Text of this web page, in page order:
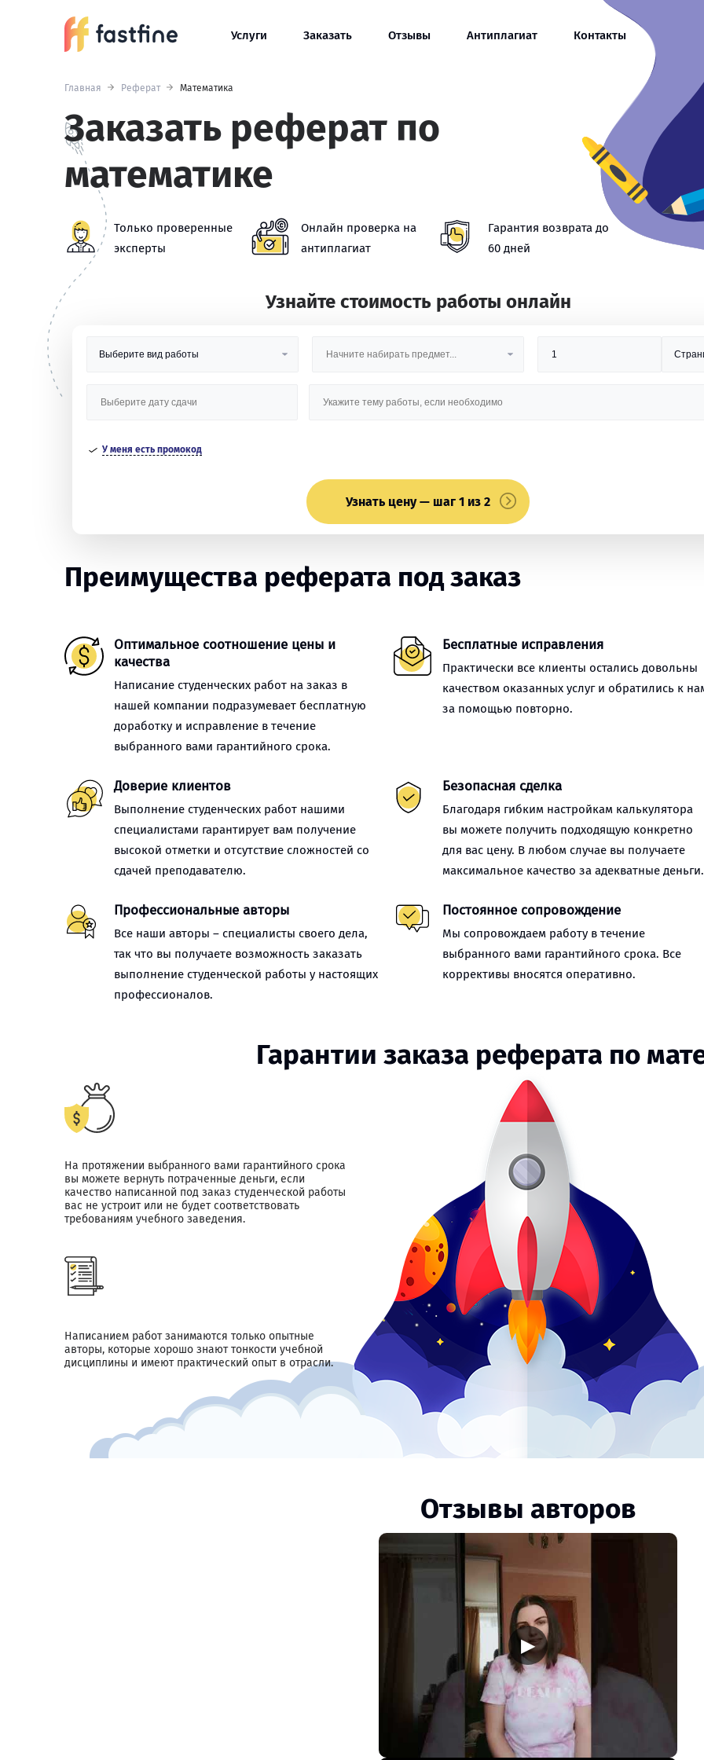
Услуги Заказать Отзывы Антиплагиат Контакты
Главная Реферат Математика
Заказать реферат по
математике
Только проверенные
эксперты
Онлайн проверка на
антиплагиат
Гарантия возврата до
60 дней
Узнайте стоимость работы онлайн
У меня есть промокод
Узнать цену — шаг 1 из 2
Преимущества реферата под заказ
Оптимальное соотношение цены и
качества
Написание студенческих работ на заказ в
нашей компании подразумевает бесплатную
доработку и исправление в течение
выбранного вами гарантийного срока.
Бесплатные исправления
Практически все клиенты остались довольны
качеством оказанных услуг и обратились к
за помощью повторно.
Доверие клиентов
Выполнение студенческих работ нашими
специалистами гарантирует вам получение
высокой отметки и отсутствие сложностей со
сдачей преподавателю.
Безопасная сделка
Благодаря гибким настройкам калькулятора
вы можете получить подходящую конкретно
для вас цену. В любом случае вы получаете
максимальное качество за адекватные деньги.
Профессиональные авторы
Все наши авторы – специалисты своего дела,
так что вы получаете возможность заказать
выполнение студенческой работы у настоящих
профессионалов.
Постоянное сопровождение
Мы сопровождаем работу в течение
выбранного вами гарантийного срока. Все
коррективы вносятся оперативно.
Гарантии заказа реферата по
На протяжении выбранного вами гарантийного срока
вы можете вернуть потраченные деньги, если
качество написанной под заказ студенческой работы
вас не устроит или не будет соответствовать
требованиям учебного заведения.
Написанием работ занимаются только опытные
авторы, которые хорошо знают тонкости учебной
дисциплины и имеют практический опыт в отрасли.
Отзывы авторов
▶